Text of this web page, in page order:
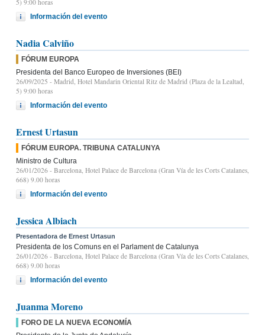
5) 9:00 horas
Información del evento
Nadia Calviño
FÓRUM EUROPA
Presidenta del Banco Europeo de Inversiones (BEI)
26/09/2025 - Madrid, Hotel Mandarin Oriental Ritz de Madrid (Plaza de la Lealtad,
5) 9:00 horas
Información del evento
Ernest Urtasun
FÓRUM EUROPA. TRIBUNA CATALUNYA
Ministro de Cultura
26/01/2026 - Barcelona, Hotel Palace de Barcelona (Gran Vía de les Corts Catalanes,
668) 9.00 horas
Información del evento
Jessica Albiach
Presentadora de Ernest Urtasun
Presidenta de los Comuns en el Parlament de Catalunya
26/01/2026 - Barcelona, Hotel Palace de Barcelona (Gran Vía de les Corts Catalanes,
668) 9.00 horas
Información del evento
Juanma Moreno
FORO DE LA NUEVA ECONOMÍA